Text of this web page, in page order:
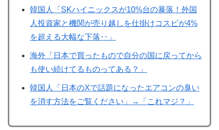
韓国人「SKハイニックスが10%台の暴落！外国
人投資家と機関が売り越しを仕掛けコスピが4%
を超える大幅な下落‥」
海外「日本で買ったもので自分の国に戻ってから
も使い続けてるものってある？」
韓国人「日本のXで話題になったエアコンの臭い
を消す方法をご覧ください」→「これマジ？」